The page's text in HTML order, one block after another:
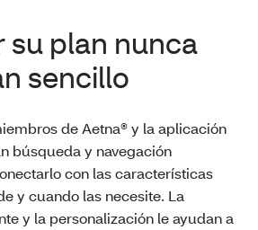
su plan nunca
sencillo
de Aetna® y la aplicación
búsqueda y navegación
con las características
y cuando las necesite. La
y la personalización le ayudan a